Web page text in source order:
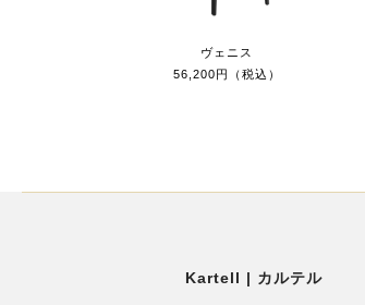
ヴェニス
56,200円（税込）
Kartell | カルテル